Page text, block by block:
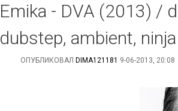
Emika - DVA (2013) /
dubstep, ambient,
ОПУБЛИКОВАЛ DIMA121181 9-06-2013, 20:08